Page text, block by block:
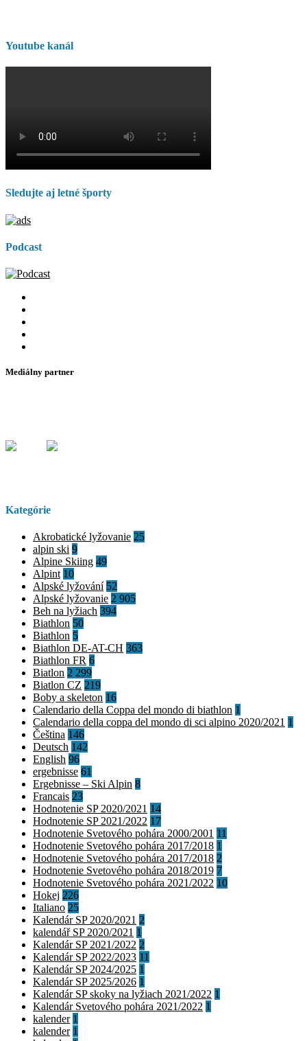
Youtube kanál
Sledujte aj letné športy
Podcast
Mediálny partner
Kategórie
Akrobatické lyžovanie 25
alpin ski 9
Alpine Skiing 49
Alpint 10
Alpské lyžování 52
Alpské lyžovanie 2 905
Beh na lyžiach 394
Biathlon 50
Biathlon 5
Biathlon DE-AT-CH 363
Biathlon FR 6
Biatlon 2 299
Biatlon CZ 219
Boby a skeleton 16
Calendario della Coppa del mondo di biathlon 1
Calendario della coppa del mondo di sci alpino 2020/2021 1
Čeština 146
Deutsch 142
English 96
ergebnisse 61
Ergebnisse – Ski Alpin 8
Francais 23
Hodnotenie SP 2020/2021 14
Hodnotenie SP 2021/2022 17
Hodnotenie Svetového pohára 2000/2001 11
Hodnotenie Svetového pohára 2017/2018 1
Hodnotenie Svetového pohára 2017/2018 2
Hodnotenie Svetového pohára 2018/2019 7
Hodnotenie Svetového pohára 2021/2022 10
Hokej 226
Italiano 25
Kalendár SP 2020/2021 2
kalendář SP 2020/2021 1
Kalendár SP 2021/2022 2
Kalendár SP 2022/2023 11
Kalendár SP 2024/2025 1
Kalendár SP 2025/2026 1
Kalendár SP skoky na lyžiach 2021/2022 1
Kalendár Svetového pohára 2021/2022 1
kalender 1
kalender 1